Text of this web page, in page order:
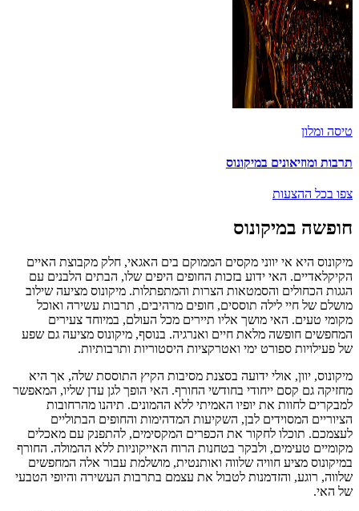
טיסה ומלון
תרבות ומוזיאונים במיקונוס
צפו בכל ההצעות
חופשה במיקונוס
מיקונוס היא אי יווני מקסים הממוקם בים האגאי, חלק מקבוצת האיים
הקיקלאדיים. האי ידוע בזכות החופים היפים שלו, הבתים הלבנים עם
הגגות הכחולים והסמטאות הצרות והמתפתלות. מיקונוס מציעה שילוב
מושלם של חיי לילה תוססים, חופים מרהיבים, תרבות עשירה ואוכל
מקומי טעים. האי מושך אליו תיירים מכל העולם, במיוחד צעירים
המחפשים חופשה מלאת חיים ואנרגיה. בנוסף, מיקונוס מציעה גם שפע
של פעילויות ספורט ימי ואטרקציות היסטוריות ותרבותיות.
מיקונוס, יוון, אולי ידועה בסצנת מסיבות הקיץ התוססת שלה, אך היא
מחזיקה גם קסם ייחודי בחודשי החורף. האי הופך לגן עדן שליו, המאפשר
למבקרים לחוות את יופיו האמיתי ללא ההמונים. תיהנו מהרחובות
הציוריים המסוידים לבן, השקיעות המדהימות והחופים הבתוליים
לעצמכם. תוכלו לחקור את הכפרים המקסימים, להתפנק עם מאכלים
מקומיים טעימים, ולבקר בטחנות הרוח האייקוניות ללא ההמולה. החורף
במיקונוס מציע חוויה שלווה ואותנטית, מושלמת עבור אלה המחפשים
שלווה, רוגע, והזדמנות לטבול את עצמם בתרבות העשירה והיופי הטבעי
של האי.